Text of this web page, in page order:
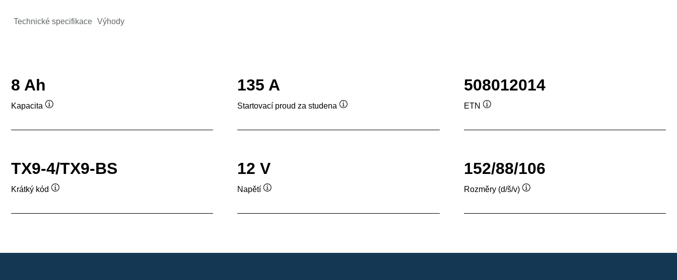
Technické specifikace Výhody
8 Ah
Kapacita
135 A
Startovací proud za studena
508012014
ETN
TX9-4/TX9-BS
Krátký kód
12 V
Napětí
152/88/106
Rozměry (d/š/v)